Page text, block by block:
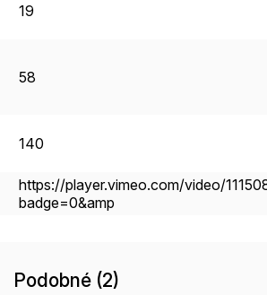
19
58
140
https://player.vimeo.com/video/
badge=0&amp
Podobné (2)